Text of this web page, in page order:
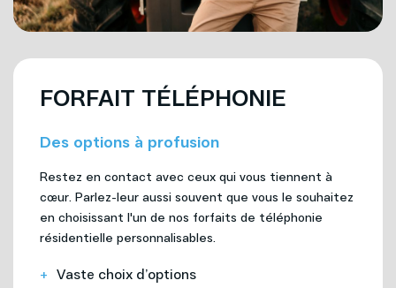
FORFAIT TÉLÉPHONIE
Des options à profusion
Restez en contact avec ceux qui vous tiennent à
cœur. Parlez-leur aussi souvent que vous le souhaitez
en choisissant l'un de nos forfaits de téléphonie
résidentielle personnalisables.
Vaste choix d’options